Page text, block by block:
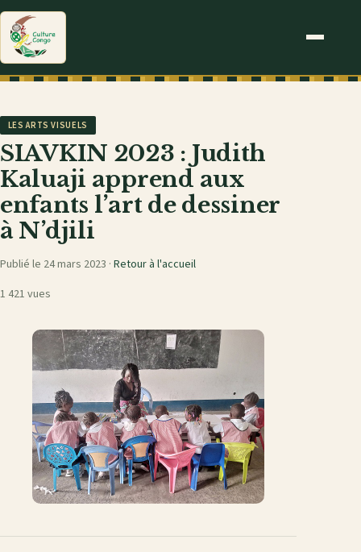
LES ARTS VISUELS
SIAVKIN 2023 : Judith
Kaluaji apprend aux
enfants l’art de dessiner
à N’djili
Publié le 24 mars 2023 · Retour à l'accueil
1 421 vues